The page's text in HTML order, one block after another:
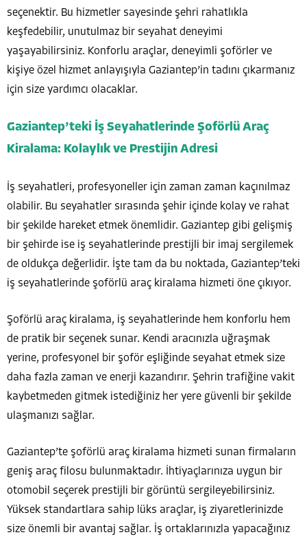
seçenektir. Bu hizmetler sayesinde şehri rahatlıkla
keşfedebilir, unutulmaz bir seyahat deneyimi
yaşayabilirsiniz. Konforlu araçlar, deneyimli şoförler ve
kişiye özel hizmet anlayışıyla Gaziantep’in tadını çıkarmanız
için size yardımcı olacaklar.
Gaziantep’teki İş Seyahatlerinde Şoförlü Araç
Kiralama: Kolaylık ve Prestijin Adresi
İş seyahatleri, profesyoneller için zaman zaman kaçınılmaz
olabilir. Bu seyahatler sırasında şehir içinde kolay ve rahat
bir şekilde hareket etmek önemlidir. Gaziantep gibi gelişmiş
bir şehirde ise iş seyahatlerinde prestijli bir imaj sergilemek
de oldukça değerlidir. İşte tam da bu noktada, Gaziantep’teki
iş seyahatlerinde şoförlü araç kiralama hizmeti öne çıkıyor.
Şoförlü araç kiralama, iş seyahatlerinde hem konforlu hem
de pratik bir seçenek sunar. Kendi aracınızla uğraşmak
yerine, profesyonel bir şoför eşliğinde seyahat etmek size
daha fazla zaman ve enerji kazandırır. Şehrin trafiğine vakit
kaybetmeden gitmek istediğiniz her yere güvenli bir şekilde
ulaşmanızı sağlar.
Gaziantep’te şoförlü araç kiralama hizmeti sunan firmaların
geniş araç filosu bulunmaktadır. İhtiyaçlarınıza uygun bir
otomobil seçerek prestijli bir görüntü sergileyebilirsiniz.
Yüksek standartlara sahip lüks araçlar, iş ziyaretlerinizde
size önemli bir avantaj sağlar. İş ortaklarınızla yapacağınız